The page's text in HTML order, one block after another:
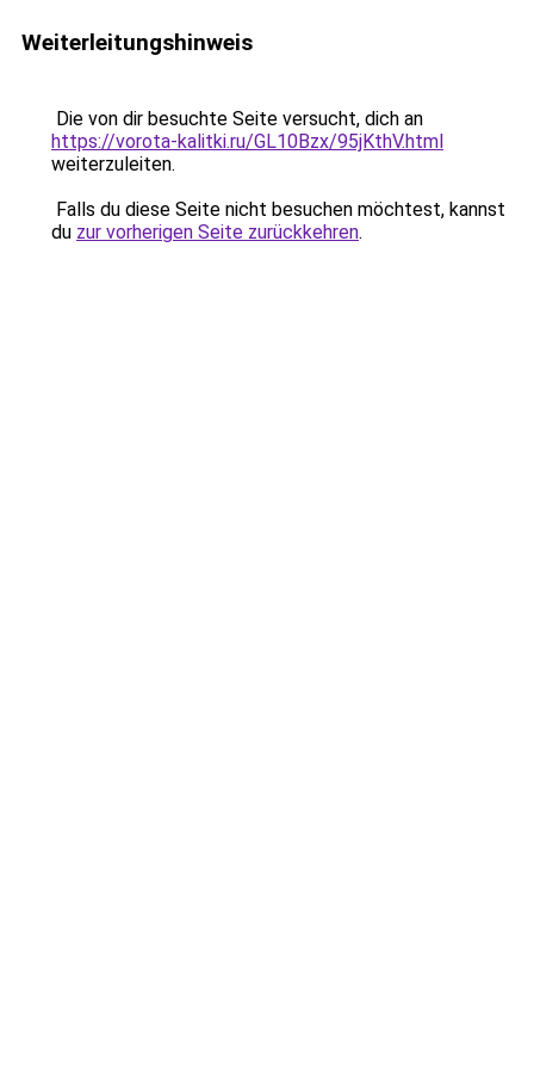
Weiterleitungshinweis
Die von dir besuchte Seite versucht, dich an
https://vorota-kalitki.ru/GL10Bzx/95jKthV.html
weiterzuleiten.
Falls du diese Seite nicht besuchen möchtest, kannst
du zur vorherigen Seite zurückkehren.